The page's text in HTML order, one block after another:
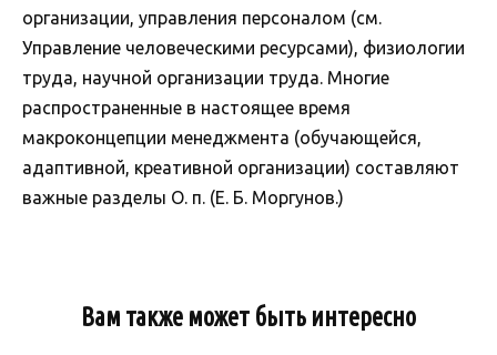
организации, управления персоналом (см.
Управление человеческими ресурсами), физиологии
труда, научной организации труда. Многие
распространенные в настоящее время
макроконцепции менеджмента (обучающейся,
адаптивной, креативной организации) составляют
важные разделы О. п. (Е. Б. Моргунов.)
Вам также может быть интересно